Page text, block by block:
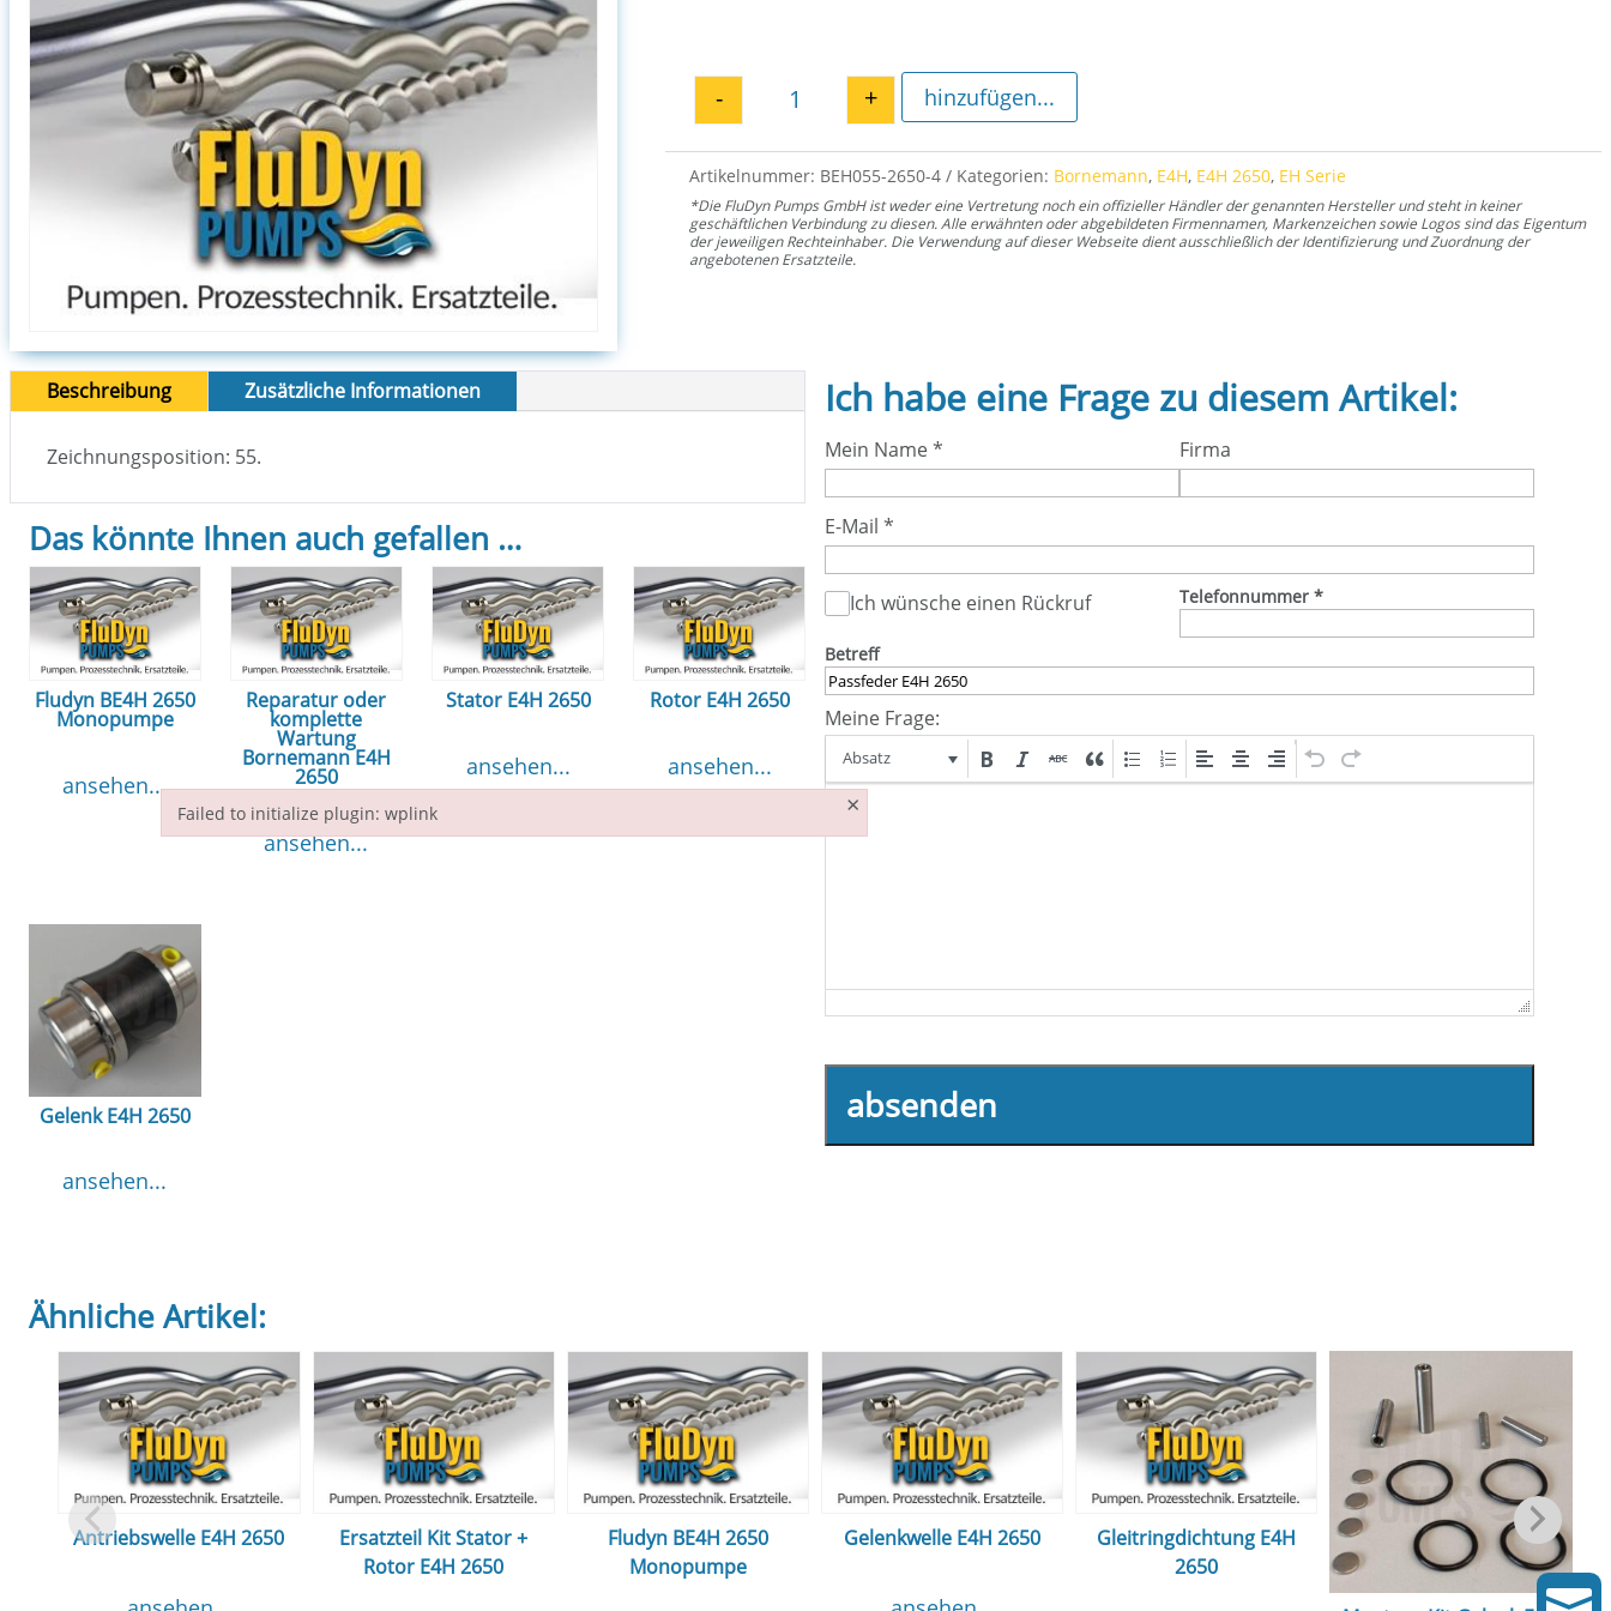
Passfeder E4H 2650 Menge
- + hinzufügen...
Artikelnummer: BEH055-2650-4 Kategorien: Bornemann, E4H, E4H 2650, EH Serie
*Die FluDyn Pumps GmbH ist weder eine Vertretung noch ein offizieller Händler der genannten Hersteller und steht in keiner
geschäftlichen Verbindung zu diesen. Alle erwähnten oder abgebildeten Firmennamen, Markenzeichen sowie Logos sind das Eigentum
der jeweiligen Rechteinhaber. Die Verwendung auf dieser Webseite dient ausschließlich der Identifizierung und Zuordnung der
angebotenen Ersatzteile.
Beschreibung Zusätzliche Informationen
Zeichnungsposition: 55.
Das könnte Ihnen auch gefallen …
Fludyn BE4H 2650
Monopumpe
ansehen...
Reparatur oder
komplette
Wartung
Bornemann E4H
2650
ansehen...
Stator E4H 2650
ansehen...
Rotor E4H 2650
ansehen...
Gelenk E4H 2650
ansehen...
Ich habe eine Frage zu diesem Artikel:
Mein Name* Firma
E-Mail *
Ich wünsche einen Rückruf Telefonnummer *
Betreff
Meine Frage:
Absatz
absenden
Ähnliche Artikel:
Antriebswelle E4H 2650
Ersatzteil Kit Stator +
Rotor E4H 2650
Fludyn BE4H 2650
Monopumpe
Gelenkwelle E4H 2650
Gleitringdichtung E4H
2650
Failed to initialize plugin: wplink ×
Failed to initialize plugin: wplink